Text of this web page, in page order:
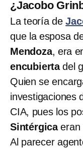
¿Jacobo
La teoría de
que la esposa
Mendoza, era
encubiertadel
Quien se
investigaciones
CIA, pues los
Sintérgicaeran
Al parecer